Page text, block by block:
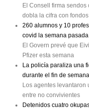
El Consell firma
dobla la cifra con
260 alumnos y 10
covid la semana pasada
El Govern prevé que
Pfizer esta semana
La policía paraliza una
durante el fin de
Los agentes
entre no convivientes
Detenidos cuatro